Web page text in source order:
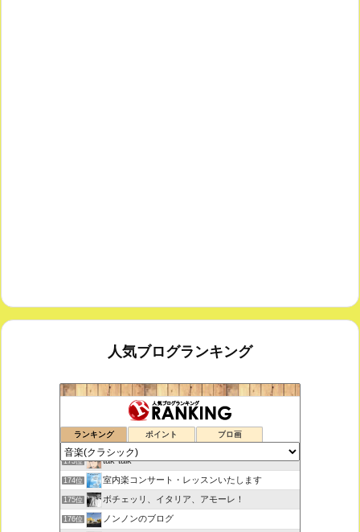
人気ブログランキング
ランキング ポイント ブロ画
鑑賞空間・忘れられない作品
172位 思えば遠くへ来たもんだ
173位 tak-talk
174位 室内楽コンサート・レッスンいたします
175位 ボチェッリ、イタリア、アモーレ！
176位 ノンノンのブログ